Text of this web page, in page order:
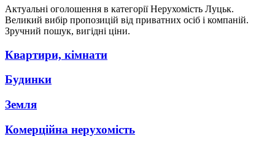
Актуальні оголошення в категорії Нерухомість Луцьк.
Великий вибір пропозицій від приватних осіб і компаній.
Зручний пошук, вигідні ціни.
Квартири, кімнати
Будинки
Земля
Комерційна нерухомість